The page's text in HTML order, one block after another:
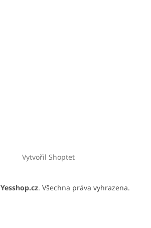
Vytvořil Shoptet
Yesshop.cz. Všechna práva vyhrazena.